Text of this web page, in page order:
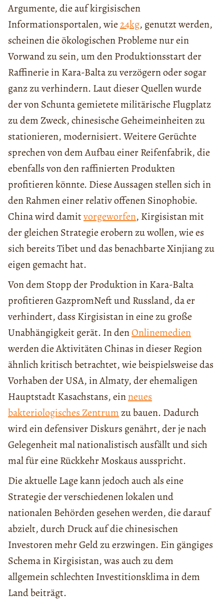
Argumente, die auf kirgisischen
Informationsportalen, wie24kg, genutzt werden,
scheinen die ökologischen Probleme nur ein
Vorwand zu sein, um den Produktionsstart der
Raffinerie in Kara-Balta zu verzögern oder sogar
ganz zu verhindern. Laut dieser Quellen wurde
der von Schunta gemietete militärische Flugplatz
zu dem Zweck, chinesische Geheimeinheiten zu
stationieren, modernisiert. Weitere Gerüchte
sprechen von dem Aufbau einer Reifenfabrik, die
ebenfalls von den raffinierten Produkten
profitieren könnte. Diese Aussagen stellen sich in
den Rahmen einer relativ offenen Sinophobie.
China wird damitvorgeworfen, Kirgisistan mit
der gleichen Strategie erobern zu wollen, wie es
sich bereits Tibet und das benachbarte Xinjiang zu
eigen gemacht hat.
Von dem Stopp der Produktion in Kara-Balta
profitieren GazpromNeft und Russland, da er
verhindert, dass Kirgisistan in eine zu große
Unabhängigkeit gerät. In denOnlinemedien
werden die Aktivitäten Chinas in dieser Region
ähnlich kritisch betrachtet, wie beispielsweise das
Vorhaben der USA, in Almaty, der ehemaligen
Hauptstadt Kasachstans, einneues
bakteriologisches Zentrumzu bauen. Dadurch
wird ein defensiver Diskurs genährt, der je nach
Gelegenheit mal nationalistisch ausfällt und sich
mal für eine Rückkehr Moskaus ausspricht.
Die aktuelle Lage kann jedoch auch als eine
Strategie der verschiedenen lokalen und
nationalen Behörden gesehen werden, die darauf
abzielt, durch Druck auf die chinesischen
Investoren mehr Geld zu erzwingen. Ein gängiges
Schema in Kirgisistan, was auch zu dem
allgemein schlechten Investitionsklima in dem
Land beiträgt.